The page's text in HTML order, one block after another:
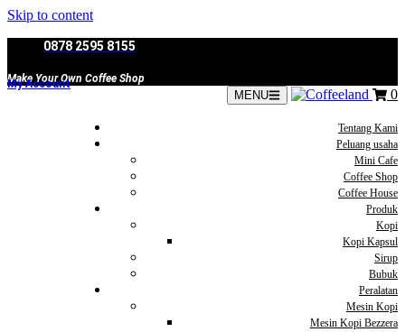
Skip to content
0878 2595 8155
Make Your Own Coffee Shop
My Account
MENU 0
Tentang Kami
Peluang usaha
Mini Cafe
Coffee Shop
Coffee House
Produk
Kopi
Kopi Kapsul
Sirup
Bubuk
Peralatan
Mesin Kopi
Mesin Kopi Bezzera